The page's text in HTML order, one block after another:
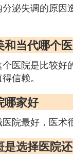
泌失调的原因
和当代哪个
医院是比较好
信赖。
哪家好
院最好，医术
选择医院